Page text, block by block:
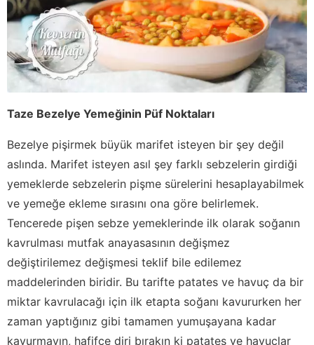
Taze Bezelye Yemeğinin Püf Noktaları
Bezelye pişirmek büyük marifet isteyen bir şey değil
aslında. Marifet isteyen asıl şey farklı sebzelerin girdiği
yemeklerde sebzelerin pişme sürelerini hesaplayabilmek
ve yemeğe ekleme sırasını ona göre belirlemek.
Tencerede pişen sebze yemeklerinde ilk olarak soğanın
kavrulması mutfak anayasasının değişmez
değiştirilemez değişmesi teklif bile edilemez
maddelerinden biridir. Bu tarifte patates ve havuç da bir
miktar kavrulacağı için ilk etapta soğanı kavururken her
zaman yaptığınız gibi tamamen yumuşayana kadar
kavurmayın, hafifçe diri bırakın ki patates ve havuçlar